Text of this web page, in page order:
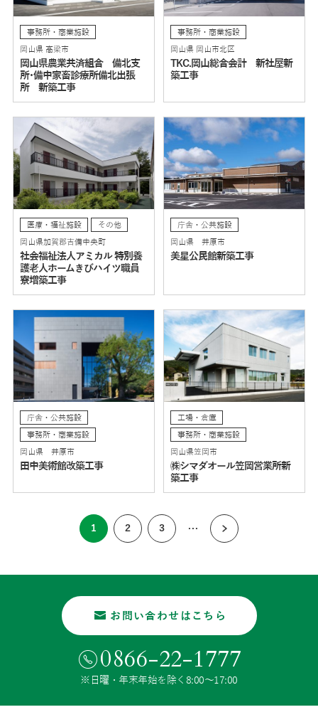
事務所・商業施設
岡山県 高梁市
岡山県農業共済組合 備北支
所･備中家畜診療所備北出張
所 新築工事
事務所・商業施設
岡山県 岡山市北区
TKC.岡山総合会計 新社屋新
築工事
医療・福祉施設
その他
岡山県加賀郡吉備中央町
社会福祉法人アミカル 特別養
護老人ホームきびハイツ職員
寮増築工事
庁舎・公共施設
岡山県 井原市
美星公民館新築工事
庁舎・公共施設
事務所・商業施設
岡山県 井原市
田中美術館改築工事
工場・倉庫
事務所・商業施設
岡山県笠岡市
㈱シマダオール笠岡営業所新
築工事
1 2 3 ...
お問い合わせはこちら
0866-22-1777
※日曜・年末年始を除く8:00〜17:00